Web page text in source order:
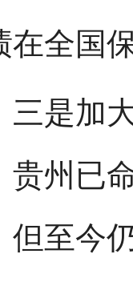
在全国
加大
贵州已
但至今